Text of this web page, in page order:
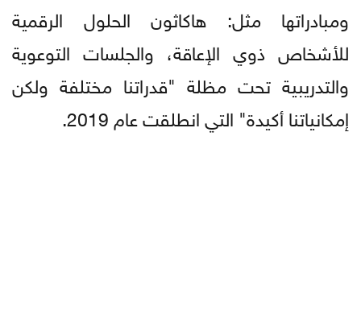
ومبادراتها مثل: هاكاثون الحلول الرقمية
للأشخاص ذوي الإعاقة، والجلسات التوعوية
والتدريبية تحت مظلة "قدراتنا مختلفة ولكن
إمكانياتنا أكيدة" التي انطلقت عام 2019.